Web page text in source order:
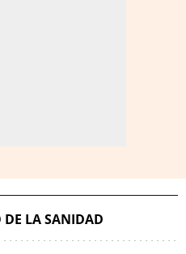
DE LA SANIDAD